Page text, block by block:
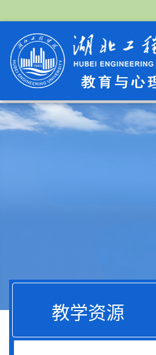
教学资源